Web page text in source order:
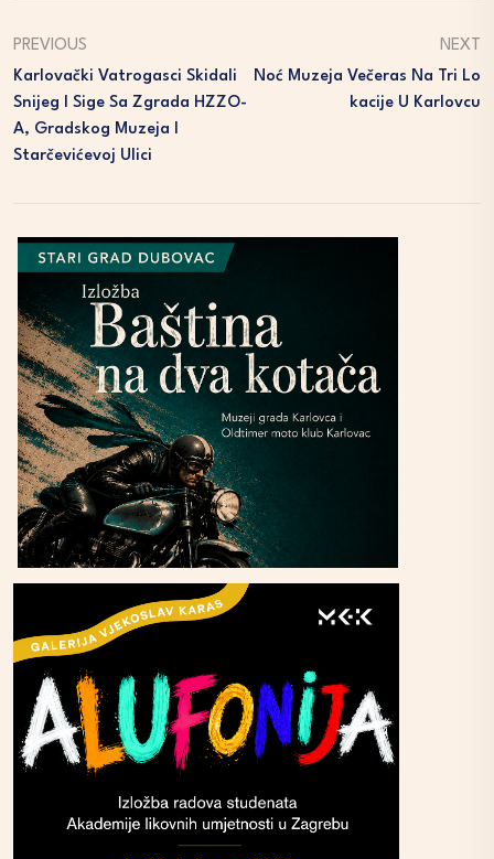
PREVIOUS
Karlovački Vatrogasci Skidali
Snijeg I Sige Sa Zgrada HZZO-
A, Gradskog Muzeja I
Starčevićevoj Ulici
NEXT
Noć Muzeja Večeras Na Tri Lo
Kacije U Karlovcu